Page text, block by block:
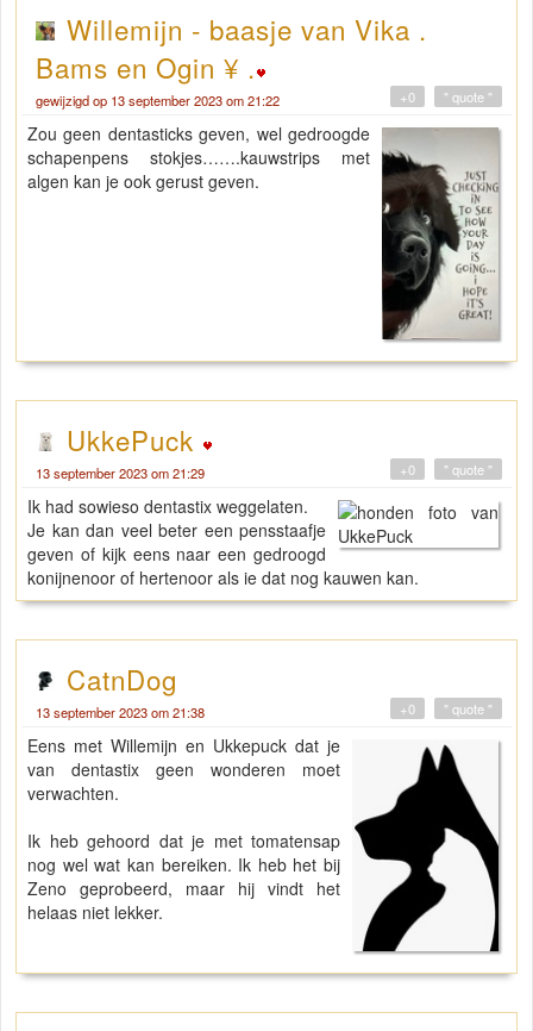
Willemijn - baasje van Vika .
Bams en Ogin ¥ .
gewijzigd op 13 september 2023 om 21:22 " quote "
+0
Zou geen dentasticks geven, wel gedroogde
schapenpens stokjes…….kauwstrips met
algen kan je ook gerust geven.
UkkePuck
13 september 2023 om 21:29 " quote "
+0
Ik had sowieso dentastix weggelaten.
Je kan dan veel beter een pensstaafje
geven of kijk eens naar een gedroogd
konijnenoor of hertenoor als ie dat nog kauwen kan.
CatnDog
13 september 2023 om 21:38 " quote "
+0
Eens met Willemijn en Ukkepuck dat je
van dentastix geen wonderen moet
verwachten.
Ik heb gehoord dat je met tomatensap
nog wel wat kan bereiken. Ik heb het bij
Zeno geprobeerd, maar hij vindt het
helaas niet lekker.